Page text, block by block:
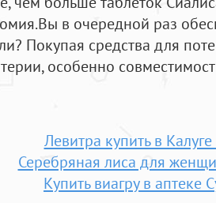
в очередной раз
Покупая средства для
особенно
Левитра купить в
Серебряная лиса для
Купить виагру в аптеке